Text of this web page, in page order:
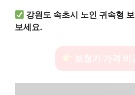
강원도 속초시 노인 귀속형
보세요.
보청기 가격 비